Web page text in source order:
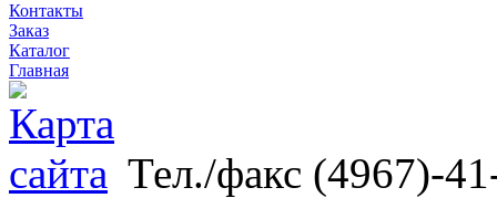
Контакты
Заказ
Каталог
Главная
Тел./факс (4967)-